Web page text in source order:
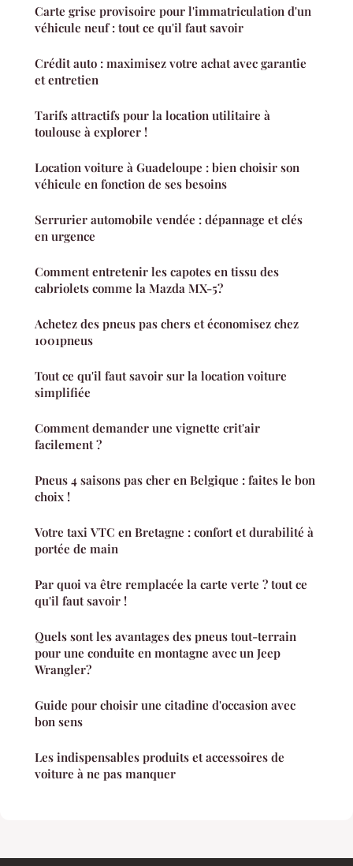
Carte grise provisoire pour l'immatriculation d'un
véhicule neuf : tout ce qu'il faut savoir
Crédit auto : maximisez votre achat avec garantie
et entretien
Tarifs attractifs pour la location utilitaire à
toulouse à explorer !
Location voiture à Guadeloupe : bien choisir son
véhicule en fonction de ses besoins
Serrurier automobile vendée : dépannage et clés
en urgence
Comment entretenir les capotes en tissu des
cabriolets comme la Mazda MX-5?
Achetez des pneus pas chers et économisez chez
1001pneus
Tout ce qu'il faut savoir sur la location voiture
simplifiée
Comment demander une vignette crit'air
facilement ?
Pneus 4 saisons pas cher en Belgique : faites le bon
choix !
Votre taxi VTC en Bretagne : confort et durabilité à
portée de main
Par quoi va être remplacée la carte verte ? tout ce
qu'il faut savoir !
Quels sont les avantages des pneus tout-terrain
pour une conduite en montagne avec un Jeep
Wrangler?
Guide pour choisir une citadine d'occasion avec
bon sens
Les indispensables produits et accessoires de
voiture à ne pas manquer